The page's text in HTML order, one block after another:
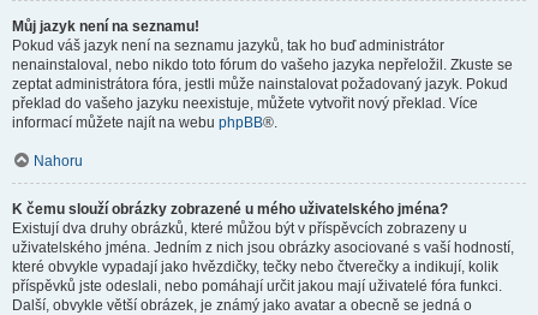
Můj jazyk není na seznamu!
Pokud váš jazyk není na seznamu jazyků, tak ho buď administrátor
nenainstaloval, nebo nikdo toto fórum do vašeho jazyka nepřeložil. Zkuste se
zeptat administrátora fóra, jestli může nainstalovat požadovaný jazyk. Pokud
překlad do vašeho jazyku neexistuje, můžete vytvořit nový překlad. Více
informací můžete najít na webu phpBB®.
Nahoru
K čemu slouží obrázky zobrazené u mého uživatelského jména?
Existují dva druhy obrázků, které můžou být v příspěvcích zobrazeny u
uživatelského jména. Jedním z nich jsou obrázky asociované s vaší hodností,
které obvykle vypadají jako hvězdičky, tečky nebo čtverečky a indikují, kolik
příspěvků jste odeslali, nebo pomáhají určit jakou mají uživatelé fóra funkci.
Další, obvykle větší obrázek, je známý jako avatar a obecně se jedná o